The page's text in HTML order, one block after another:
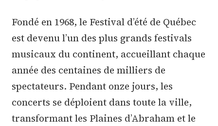
Fondé en 1968, le Festival d’été de Québec
est devenu l’un des plus grands festivals
musicaux du continent, accueillant chaque
année des centaines de milliers de
spectateurs. Pendant onze jours, les
concerts se déploient dans toute la ville,
transformant les Plaines d’Abraham et le